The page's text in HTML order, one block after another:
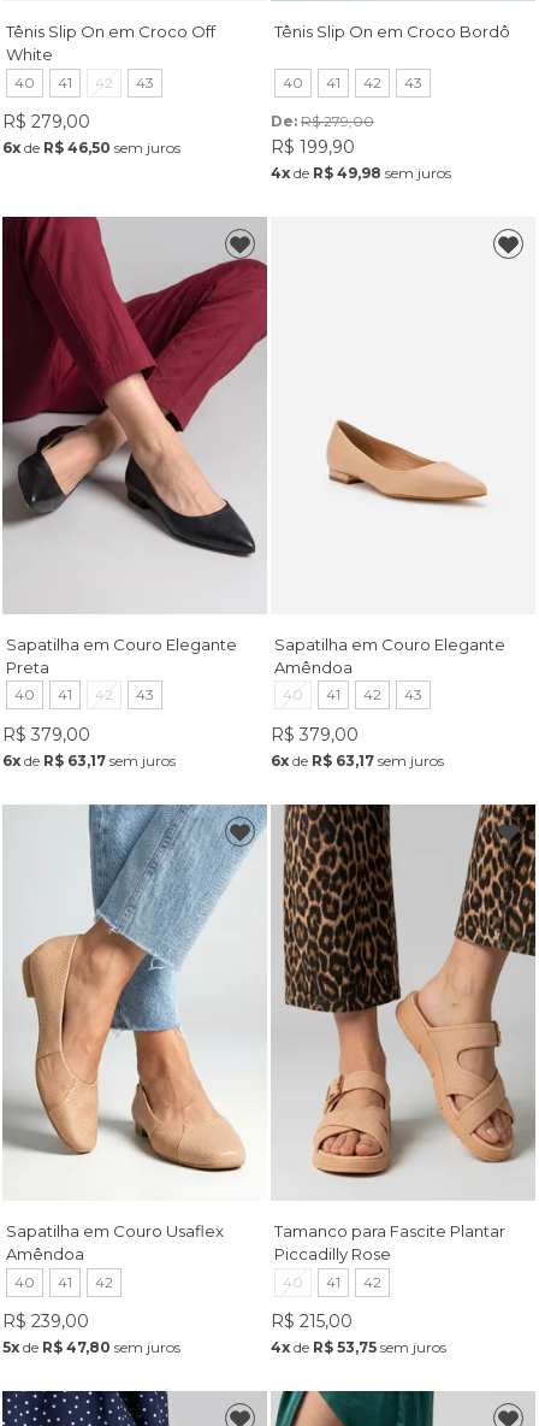
Tênis Slip On em Croco Off
White
40 41 42 43
R$ 279,00
6xde R$ 46,50 sem juros
Tênis Slip On em Croco Bordô
40 41 42 43
De: R$ 279,00
R$ 199,90
4x de R$ 49,98 sem juros
Sapatilha em Couro Elegante
Preta
40 41 42 43
R$ 379,00
6xde R$ 63,17sem juros
Sapatilha em Couro Elegante
Amêndoa
40 41 42 43
R$ 379,00
6x de R$ 63,17 sem juros
Sapatilha em Couro Usaflex
Amêndoa
40 41 42
R$ 239,00
5xde R$ 47,80 sem juros
Tamanco para Fascite Plantar
Piccadilly Rose
40 41 42
R$ 215,00
4x de R$ 53,75 sem juros